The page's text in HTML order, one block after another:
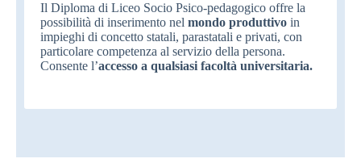
Il Diploma di Liceo Socio Psico-pedagogico offre la
possibilità di inserimento nel mondo produttivo in
impieghi di concetto statali, parastatali e privati, con
particolare competenza al servizio della persona.
Consente l’accesso a qualsiasi facoltà universitaria.